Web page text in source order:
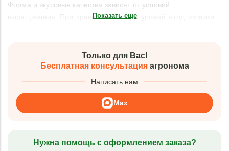
Форма и вкусовые качества зависят от условий
выращивания. При правильном уходе урожай в год посадки.
Показать еще
Только для Вас!
Бесплатная консультацияагронома
Написать нам
Max
Нужна помощь с оформлением заказа?